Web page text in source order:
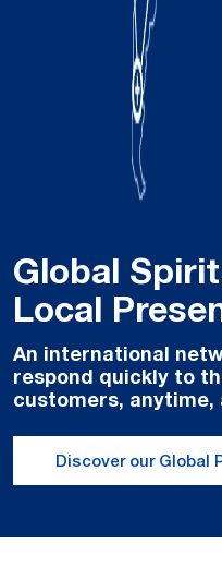
Global
Local
An international
respond quickly to
customers, anytime,
Discover our Global